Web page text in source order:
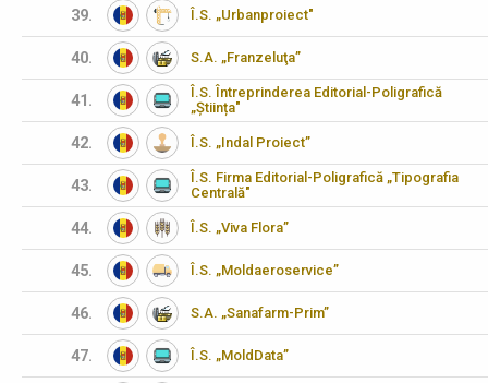
39. Î.S. „Urbanproiect"
40. S.A. „Franzeluţa”
41.
Î.S. Întreprinderea Editorial-Poligrafică
„Știința"
42. Î.S. „Indal Proiect”
43.
Î.S. Firma Editorial-Poligrafică „Tipografia
Centrală"
44. Î.S. „Viva Flora”
45. Î.S. „Moldaeroservice”
46. S.A. „Sanafarm-Prim”
47. Î.S. „MoldData”